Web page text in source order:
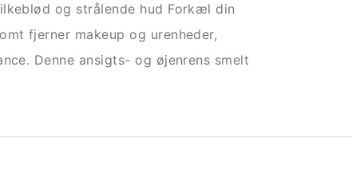
og strålende hud Forkæl din
fjerner makeup og urenheder,
Denne ansigts- og øjenrens smelt